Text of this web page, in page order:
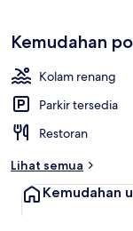
Kemudahan
Kolam renang
Parkir tersedia
Restoran
Lihat semua
Kemudahan